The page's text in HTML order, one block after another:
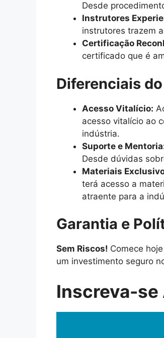
Desde
Instrutores
instrutores trazem
Certificação
certificado que é
Diferenciais
Acesso Vitalício:
acesso vitalício ao
indústria.
Suporte e
Desde dúvidas
Materiais
terá acesso a
atraente para a
Garantia e
Sem Riscos! Comece
um investimento seguro
Inscreva-se